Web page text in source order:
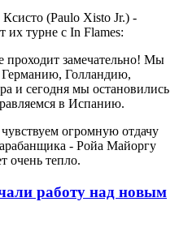
(Paulo Xisto Jr.) -
их турне с In Flames:
замечательно! Мы
Голландию,
и сегодня мы остановились
в Испанию.
огромную отдачу
- Ройа Майоргу
очень тепло.
работу над новым